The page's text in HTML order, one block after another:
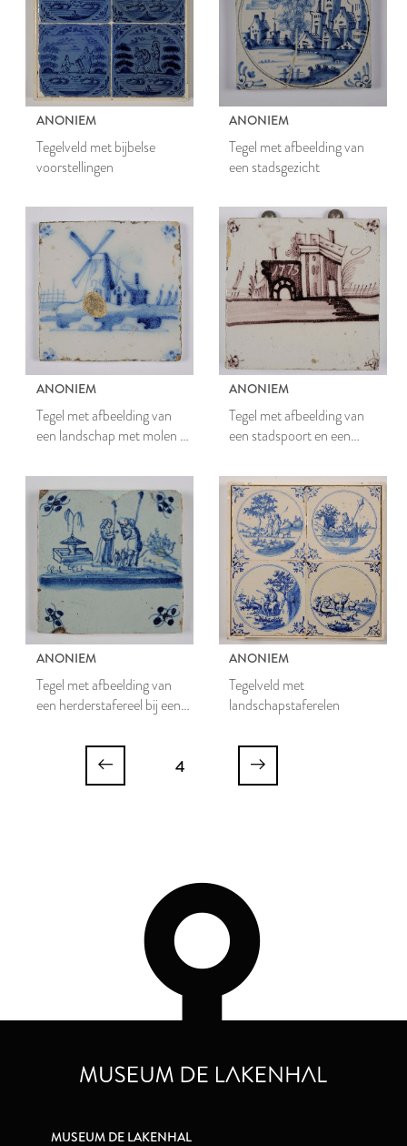
ANONIEM
Tegelveld met bijbelse
voorstellingen
ANONIEM
Tegel met afbeelding van
een stadsgezicht
ANONIEM
Tegel met afbeelding van
een landschap met molen en
ANONIEM
Tegel met afbeelding van
een stadspoort en een
ANONIEM
Tegel met afbeelding van
een herderstafereel bij een
ANONIEM
Tegelveld met
landschapstaferelen
4
MUSEUM DE LAKENHAL